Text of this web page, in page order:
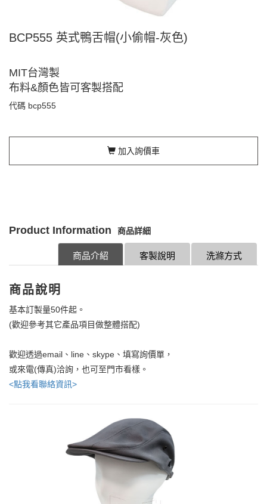
BCP555 英式鴨舌帽(小偷帽-灰色)
MIT台灣製
布料&顏色皆可客製搭配
代碼 bcp555
加入詢價車
Product Information 商品詳細
洗滌方式
客製說明
商品介紹
商品說明
基本訂製量50件起。
(歡迎參考其它產品項目做整體搭配)
歡迎透過email、line、skype、填寫詢價單，
或來電(傳真)洽詢，也可至門市看樣。
<點我看聯絡資訊>